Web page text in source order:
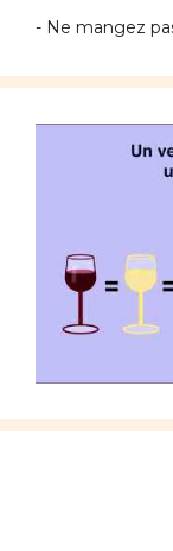
- Ne mangez